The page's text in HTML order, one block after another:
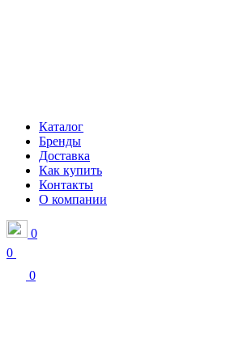
Каталог
Бренды
Доставка
Как купить
Контакты
О компании
0
0
0